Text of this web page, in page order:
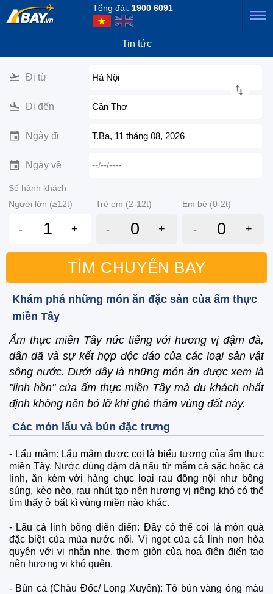
Tổng đài: 1900 6091
Tin tức
Đi từ Hà Nội
Đi đến Cần Thơ
Ngày đi T.Ba, 11 tháng 08, 2026
Ngày về --/--/----
Số hành khách
Người lớn (≥12t)
Trẻ em (2-12t) Em bé (0-2t)
- + - + - +
TÌM CHUYẾN BAY
Khám phá những món ăn đặc sản của ẩm thực
miền Tây
Ẩm thực miền Tây nức tiếng với hương vị đậm đà,
dân dã và sự kết hợp độc đáo của các loại sản vật
sông nước. Dưới đây là những món ăn được xem là
"linh hồn" của ẩm thực miền Tây mà du khách nhất
định không nên bỏ lỡ khi ghé thăm vùng đất này.
Các món lẩu và bún đặc trưng
- Lẩu mắm: Lẩu mắm được coi là biểu tượng của ẩm thực
miền Tây. Nước dùng đậm đà nấu từ mắm cá sặc hoặc cá
linh, ăn kèm với hàng chục loại rau đồng nội như bông
súng, kèo nèo, rau nhút tạo nên hương vị riêng khó có thể
tìm thấy ở bất kì vùng miền nào khác.
- Lẩu cá linh bông điên điển: Đây có thể coi là món quà
đặc biệt của mùa nước nổi. Vị ngọt của cá linh non hòa
quyện với vị nhẫn nhẹ, thơm giòn của hoa điên điển tạo
nên hương vị khó quên.
- Bún cá (Châu Đốc/ Long Xuyên): Tô bún vàng óng màu